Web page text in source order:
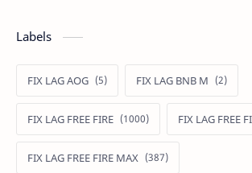
Labels
FIX LAG AOG FIX LAG BNB M
FIX LAG FREE FIRE FIX LAG FREE
FIX LAG FREE FIRE MAX